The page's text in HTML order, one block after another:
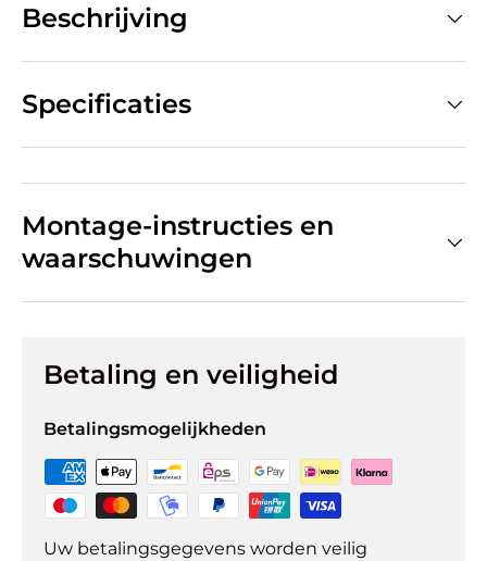
Beschrijving
Specificaties
Montage-instructies en
waarschuwingen
Betaling en veiligheid
Betalingsmogelijkheden
Uw betalingsgegevens worden veilig